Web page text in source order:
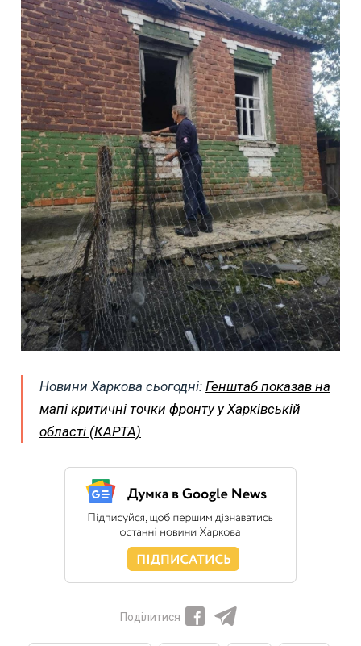
Новини Харкова сьогодні: Генштаб показав на
мапі критичні точки фронту у Харківській
області (КАРТА)
Поділитися